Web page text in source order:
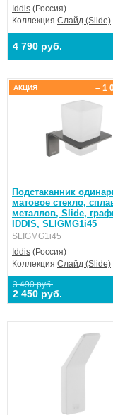
Iddis (Россия)
Коллекция Слайд (Slide)
4 790 руб.
Подстаканник
матовое стекло,
металлов, Slide,
IDDIS, SLIGMG1i45
SLIGMG1i45
Iddis (Россия)
Коллекция Слайд (Slide)
3 490 руб.
2 450 руб.
– 1
АКЦИЯ